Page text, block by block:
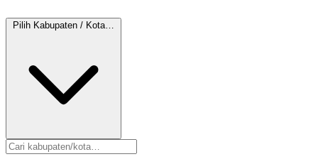
Pilih Kabupaten / Kota…